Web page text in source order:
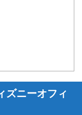
ズニーオフィ